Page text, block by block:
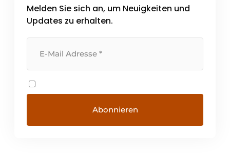
Melden Sie sich an, um Neuigkeiten und
Updates zu erhalten.